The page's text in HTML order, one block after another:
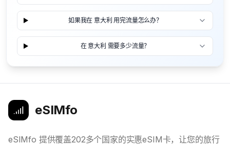
如果我在 意大利 用完流量怎么办？
在 意大利 需要多少流量？
eSIMfo
eSIMfo 提供覆盖202多个国家的实惠eSIM卡，让您的旅行